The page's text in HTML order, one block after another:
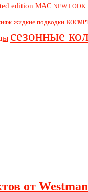
edition MAC NEW LOOK
жидкие подводки
сезонные
от